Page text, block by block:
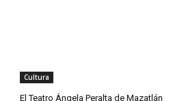
Cultura
El Teatro Ángela Peralta de Mazatlán